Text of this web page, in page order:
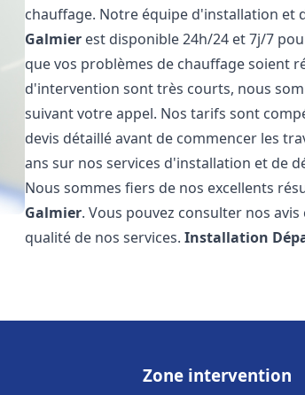
chauffage. Notre équipe d'installation et
Galmier est disponible 24h/24 et 7j/7
que vos problèmes de chauffage soient
d'intervention sont très courts, nous
suivant votre appel. Nos tarifs sont
devis détaillé avant de commencer les
ans sur nos services d'installation et de
Nous sommes fiers de nos excellents
Galmier. Vous pouvez consulter nos
qualité de nos services.Installation
Zone intervention